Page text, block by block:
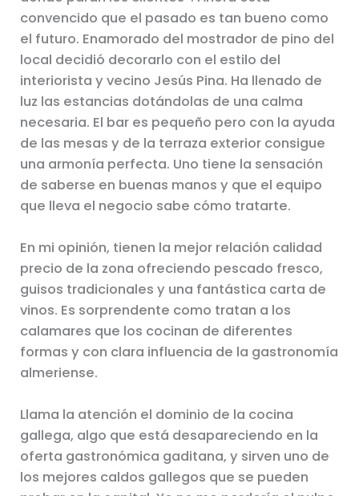
convencido que el pasado es tan bueno como
el futuro. Enamorado del mostrador de pino del
local decidió decorarlo con el estilo del
interiorista y vecino Jesús Pina. Ha llenado de
luz las estancias dotándolas de una calma
necesaria. El bar es pequeño pero con la ayuda
de las mesas y de la terraza exterior consigue
una armonía perfecta. Uno tiene la sensación
de saberse en buenas manos y que el equipo
que lleva el negocio sabe cómo tratarte.
En mi opinión, tienen la mejor relación calidad
precio de la zona ofreciendo pescado fresco,
guisos tradicionales y una fantástica carta de
vinos. Es sorprendente como tratan a los
calamares que los cocinan de diferentes
formas y con clara influencia de la gastronomía
almeriense.
Llama la atención el dominio de la cocina
gallega, algo que está desapareciendo en la
oferta gastronómica gaditana, y sirven uno de
los mejores caldos gallegos que se pueden